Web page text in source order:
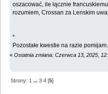
oszacować, ile łącznie
rozumiem, Crossan za Lenskim
*
Pozostałe kwestie na razie pomijam.
« Ostatnia zmiana: Czerwca 13, 2025,
Strony: 1 ...3 4 [5]